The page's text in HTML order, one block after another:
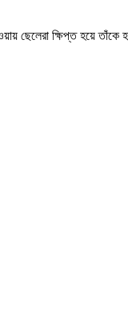
ছেলেরা ক্ষিপ্ত হয়ে